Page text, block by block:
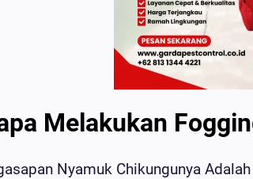
Melakukan
Nyamuk Chikungunya